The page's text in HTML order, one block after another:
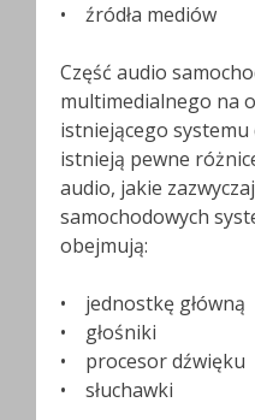
• źródła mediów
Część audio
multimedialnego na
istniejącego
istnieją pewne
audio, jakie
samochodowych
obejmują:
• jednostkę główną
• głośniki
• procesor dźwięku
• słuchawki